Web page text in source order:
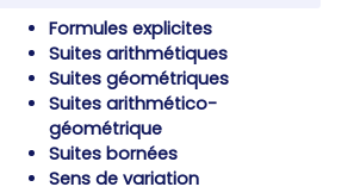
Formules explicites
Suites arithmétiques
Suites géométriques
Suites arithmético-
géométrique
Suites bornées
Sens de variation